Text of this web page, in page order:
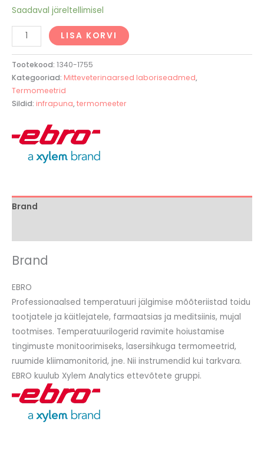
Saadaval järeltellimisel
LISA KORVI
Tootekood: 1340-1755
Kategooriad: Mitteveterinaarsed laboriseadmed,
Termomeetrid
Sildid: infrapuna,termomeeter
Brand
Brand
EBRO
Professionaalsed temperatuuri jälgimise mõõteriistad toidu
tootjatele ja käitlejatele, farmaatsias ja meditsiinis, mujal
tootmises. Temperatuurilogerid ravimite hoiustamise
tingimuste monitoorimiseks, lasersihkuga termomeetrid,
ruumide kliimamonitorid, jne. Nii instrumendid kui tarkvara.
EBRO kuulub Xylem Analytics ettevõtete gruppi.